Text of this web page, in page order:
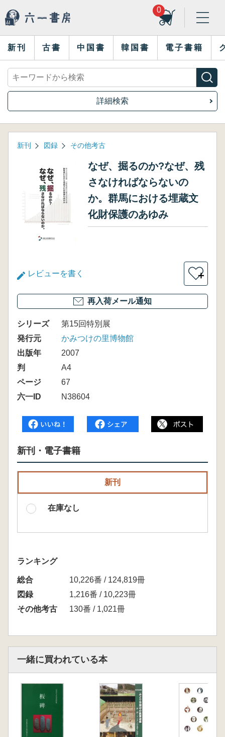
0
新刊 古書 中国書 韓国書 電子書籍
詳細検索
新刊 図録 その他考古
なぜ、掘るのか?なぜ、残
さなければならないの
か。群馬における埋蔵文
化財保護のあゆみ
レビューを書く ＋
再入荷メール通知
シリーズ
第15回特別展
発行元
かみつけの里博物館
出版年
2007
判
A4
ページ
67
六一ID
N38604
新刊・電子書籍
新刊
在庫なし
ランキング
総合
10,226番 / 124,819冊
図録
1,216番 / 10,223冊
その他考古
130番 / 1,021冊
一緒に買われている本